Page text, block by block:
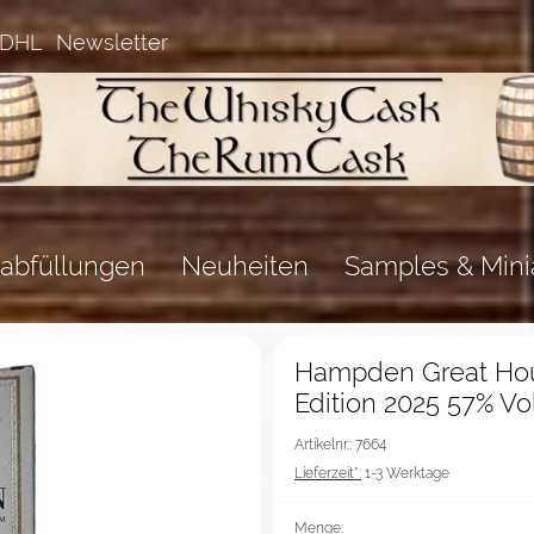
Newsletter
Neuheiten Samples &
%Sale%
Hampden Great
Edition 2025 57%
Artikelnr.: 7664
Lieferzeit*: 1-3 Werktage
Menge: